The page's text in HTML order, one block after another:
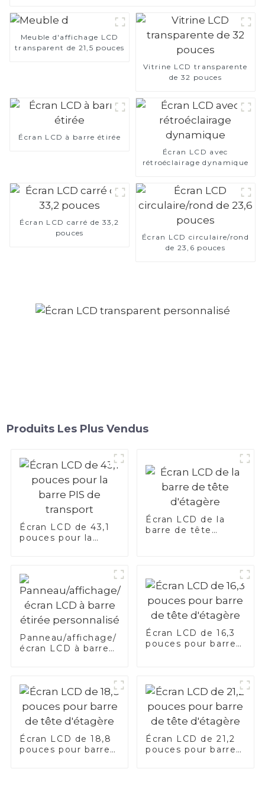
Meuble d'affichage LCD
transparent de 21,5 pouces
Vitrine LCD transparente
de 32 pouces
Écran LCD à barre étirée
Écran LCD avec
rétroéclairage dynamique
Écran LCD carré de 33,2
pouces
Écran LCD circulaire/rond
de 23,6 pouces
Produits Les Plus Vendus
Écran LCD de 43,1
pouces pour la
Écran LCD de la
barre de tête
Panneau/affichage/
écran LCD à barre
Écran LCD de 16,3
pouces pour barre
Écran LCD de 18,8
pouces pour barre
Écran LCD de 21,2
pouces pour barre